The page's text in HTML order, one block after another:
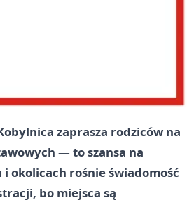
zaprasza rodziców na
— to szansa na
okolicach rośnie świadomość
bo miejsca są